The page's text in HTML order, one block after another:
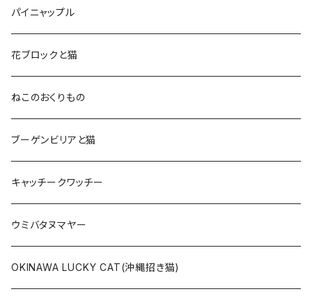
パイニャップル
花ブロックと猫
ねこのおくりもの
ブーゲンビリアと猫
キャッチークワッチー
ウミバタヌマヤー
OKINAWA LUCKY CAT(沖縄招き猫)